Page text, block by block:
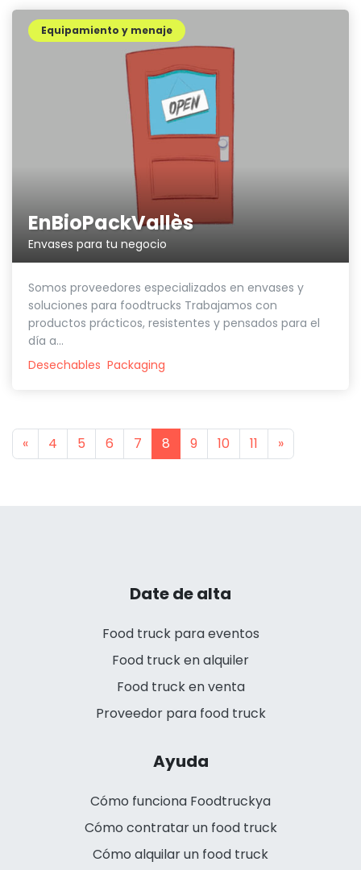
EnBioPackVallès
Envases para tu negocio
Equipamiento y menaje
Somos proveedores especializados en envases y
soluciones para foodtrucks Trabajamos con
productos prácticos, resistentes y pensados para el
día a...
Desechables Packaging
«Previous
4 5 6 7 8 9 10 11 »Next
Date de alta
Food truck para eventos
Food truck en alquiler
Food truck en venta
Proveedor para food truck
Ayuda
Cómo funciona Foodtruckya
Cómo contratar un food truck
Cómo alquilar un food truck